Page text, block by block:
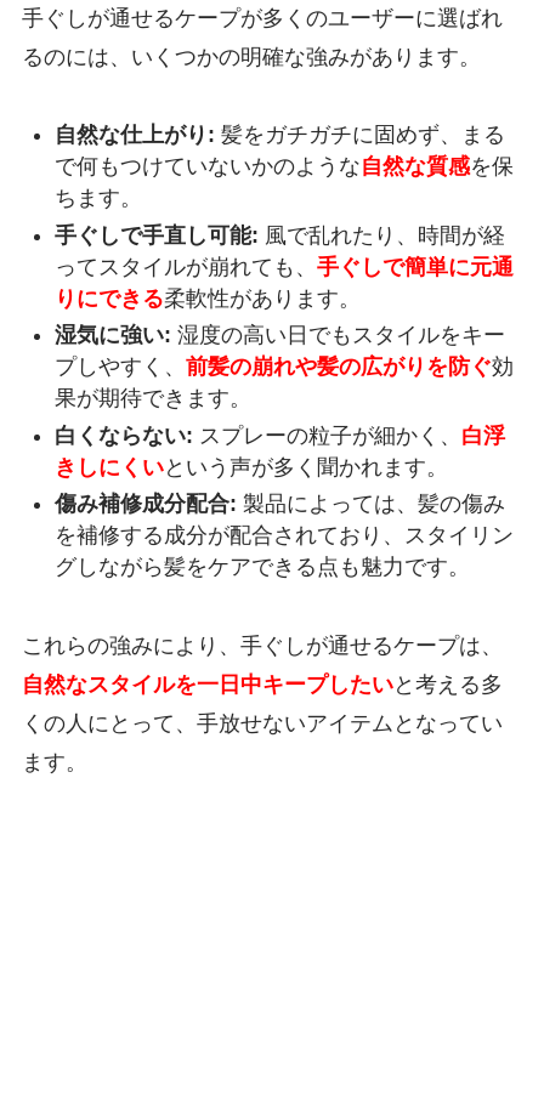
手ぐしが通せるケープが多くのユーザーに選ばれ
るのには、いくつかの明確な強みがあります。
自然な仕上がり: 髪をガチガチに固めず、まる
で何もつけていないかのような自然な質感を保
ちます。
手ぐしで手直し可能: 風で乱れたり、時間が経
ってスタイルが崩れても、 手ぐしで簡単に元通
りにできる柔軟性があります。
湿気に強い: 湿度の高い日でもスタイルをキー
プしやすく、 前髪の崩れや髪の広がりを防ぐ効
果が期待できます。
白くならない: スプレーの粒子が細かく、 白浮
きしにくいという声が多く聞かれます。
傷み補修成分配合: 製品によっては、髪の傷み
を補修する成分が配合されており、スタイリン
グしながら髪をケアできる点も魅力です。
これらの強みにより、手ぐしが通せるケープは、
自然なスタイルを一日中キープしたいと考える多
くの人にとって、手放せないアイテムとなってい
ます。